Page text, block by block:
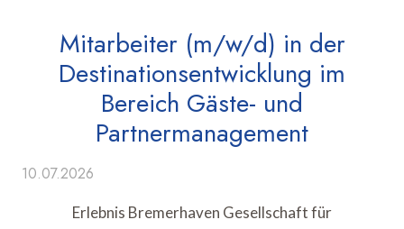
Mitarbeiter (m/w/d) in der
Destinationsentwicklung im
Bereich Gäste- und
Partnermanagement
10.07.2026
Erlebnis Bremerhaven Gesellschaft für